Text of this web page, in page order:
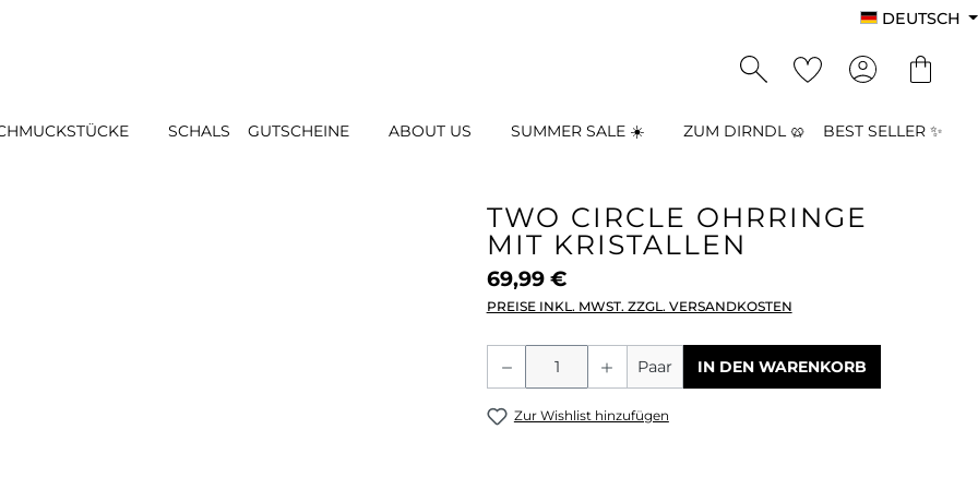
DEUTSCH
SCHALS GUTSCHEINE ABOUT US SUMMER SALE ☀️ ZUM DIRNDL 🥨 BEST SELLER ✨
TWO CIRCLE OHRRINGE
MIT KRISTALLEN
69,99 €
PREISE INKL. MWST. ZZGL. VERSANDKOSTEN
Produkt Anzahl: Gib den
Paar IN DEN WARENKORB
Zur Wishlist hinzufügen